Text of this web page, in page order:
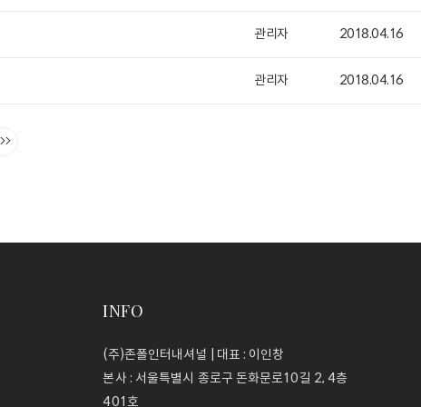
관리자 2018.04.16
관리자 2018.04.16
INFO
(주)존폴인터내셔널 | 대표 : 이인창
본사 : 서울특별시 종로구 돈화문로10길 2, 4층
401호